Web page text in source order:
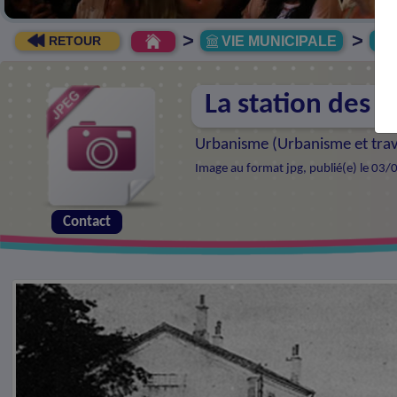
RETOUR > VIE MUNICIPALE >
La station des
Urbanisme (Urbanisme et
Image au format jpg, publié(e) le
Contact